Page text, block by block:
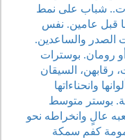
شباب على نمط
قبل عامين. نفس
والساعدين.
رومان. بوسترات
رقابهن، السيقان
وانحناءاتها
بوستر متوسط
عالٍ وانخراطه نحو
كفم سمكة